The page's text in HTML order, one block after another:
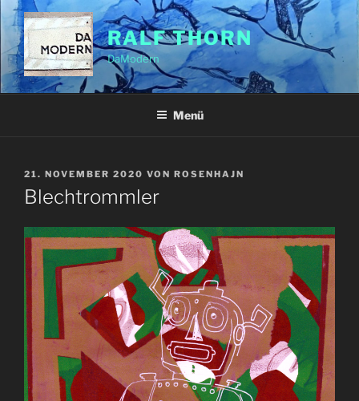
Zum
Inhalt
springen
RALF THORN
DaModern
Menü
VERÖFFENTLICHT
AM
21. NOVEMBER 2020 VON ROSENHAJN
Blechtrommler